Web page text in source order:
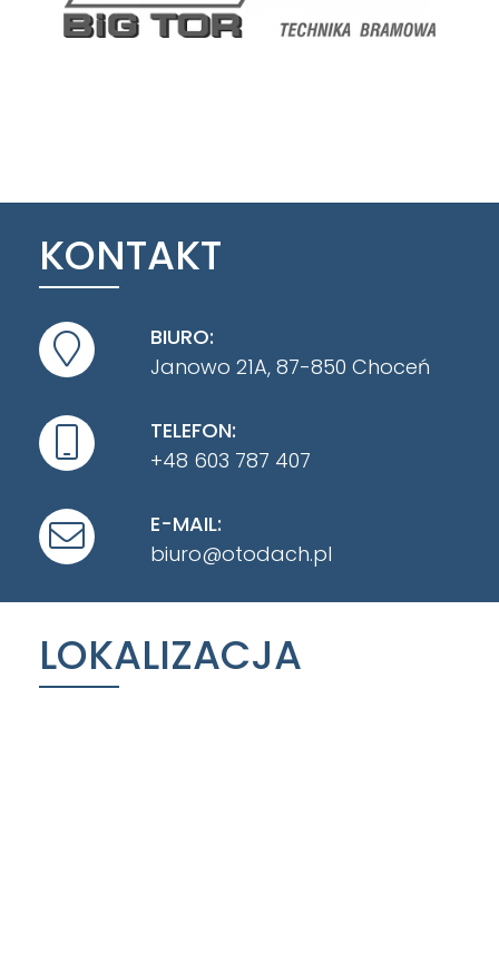
KONTAKT
BIURO:
Janowo 21A, 87-850 Choceń
TELEFON:
+48 603 787 407
E-MAIL:
biuro@otodach.pl
LOKALIZACJA